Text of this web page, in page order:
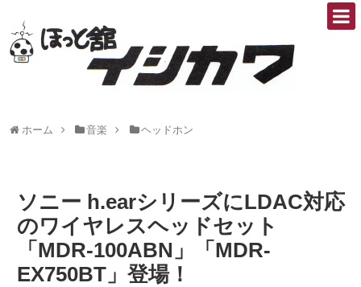
ホーム 音楽 ヘッドホン
ソニー h.earシリーズにLDAC対応
のワイヤレスヘッドセット
「MDR-100ABN」「MDR-
EX750BT」登場！